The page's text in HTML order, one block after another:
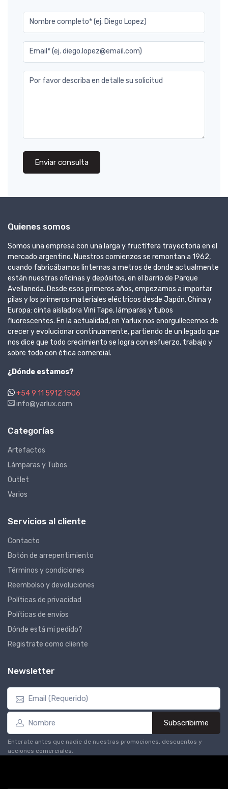
Nombre completo* (ej. Diego Lopez)
Email* (ej. diego.lopez@email.com)
Por favor describa en detalle su solicitud
Enviar consulta
Quienes somos
Somos una empresa con una larga y fructífera trayectoria en el
mercado argentino. Nuestros comienzos se remontan a 1962,
cuando fabricábamos linternas a metros de donde actualmente
están nuestras oficinas y depósitos, en el barrio de Parque
Avellaneda. Desde esos primeros años, empezamos a importar
pilas y los primeros materiales eléctricos desde Japón, China y
Europa: cinta aisladora Vini Tape, lámparas y tubos
fluorescentes. En la actualidad, en Yarlux nos enorgullecemos de
crecer y evolucionar continuamente, partiendo de un legado que
nos dice que todo crecimiento se logra con esfuerzo, trabajo y
sobre todo con ética comercial.
¿Dónde estamos?
+54 9 11 5912 1506
info@yarlux.com
Categorías
Artefactos
Lámparas y Tubos
Outlet
Varios
Servicios al cliente
Contacto
Botón de arrepentimiento
Términos y condiciones
Reembolso y devoluciones
Políticas de privacidad
Políticas de envíos
Dónde está mi pedido?
Registrate como cliente
Newsletter
Subscribirme
Enterate antes que nadie de nuestras promociones, descuentos y
acciones comerciales.